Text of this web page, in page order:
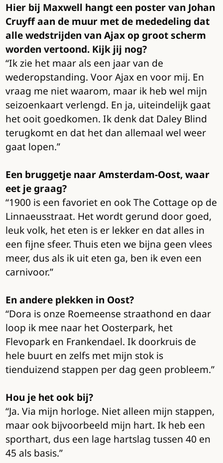
Hier bij Maxwell hangt een poster van Johan
Cruyff aan de muur met de mededeling dat
alle wedstrijden van Ajax op groot scherm
worden vertoond. Kijk jij nog?
“Ik zie het maar als een jaar van de
wederopstanding. Voor Ajax en voor mij. En
vraag me niet waarom, maar ik heb wel mijn
seizoenkaart verlengd. En ja, uiteindelijk gaat
het ooit goedkomen. Ik denk dat Daley Blind
terugkomt en dat het dan allemaal wel weer
gaat lopen.”
Een bruggetje naar Amsterdam-Oost, waar
eet je graag?
“1900 is een favoriet en ook The Cottage op de
Linnaeusstraat. Het wordt gerund door goed,
leuk volk, het eten is er lekker en dat alles in
een fijne sfeer. Thuis eten we bijna geen vlees
meer, dus als ik uit eten ga, ben ik even een
carnivoor.”
En andere plekken in Oost?
“Dora is onze Roemeense straathond en daar
loop ik mee naar het Oosterpark, het
Flevopark en Frankendael. Ik doorkruis de
hele buurt en zelfs met mijn stok is
tienduizend stappen per dag geen probleem.”
Hou je het ook bij?
“Ja. Via mijn horloge. Niet alleen mijn stappen,
maar ook bijvoorbeeld mijn hart. Ik heb een
sporthart, dus een lage hartslag tussen 40 en
45 als basis.”